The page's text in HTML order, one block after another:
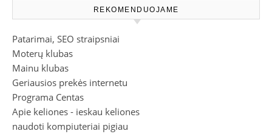
REKOMENDUOJAME
Patarimai, SEO straipsniai
Moterų klubas
Mainu klubas
Geriausios prekės internetu
Programa Centas
Apie keliones - ieskau keliones
naudoti kompiuteriai pigiau